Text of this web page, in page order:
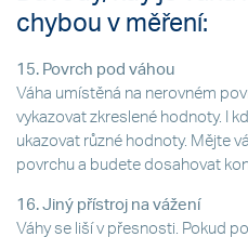
chybou v měření:
15. Povrch pod váhou
Váha umístěná na nerovném
vykazovat zkreslené hodnoty. I
ukazovat různé hodnoty. Mějte
povrchu a budete dosahovat
16. Jiný přístroj na vážení
Váhy se liší v přesnosti. Pokud